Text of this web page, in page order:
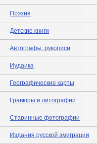
Поэзия
Детские книги
Автографы, рукописи
Иудаика
Географические карты
Гравюры и литографии
Старинные фотографии
Издания русской эмиграции